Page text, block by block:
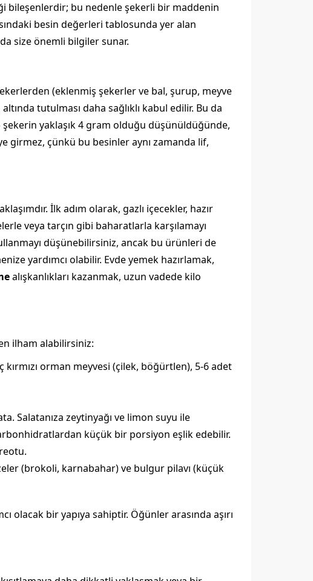
bileşenlerdir; bu nedenle şekerli bir maddenin
besin değerleri tablosunda yer alan
size önemli bilgiler sunar.
(eklenmiş şekerler ve bal, şurup, meyve
tutulması daha sağlıklı kabul edilir. Bu da
yaklaşık 4 gram olduğu düşünüldüğünde,
girmez, çünkü bu besinler aynı zamanda lif,
İlk adım olarak, gazlı içecekler, hazır
veya tarçın gibi baharatlarla karşılamayı
düşünebilirsiniz, ancak bu ürünleri de
yardımcı olabilir. Evde yemek hazırlamak,
alışkanlıkları kazanmak, uzun vadede kilo
ilham alabilirsiniz:
orman meyvesi (çilek, böğürtlen), 5-6 adet
Salatanıza zeytinyağı ve limon suyu ile
küçük bir porsiyon eşlik edebilir.
(brokoli, karnabahar) ve bulgur pilavı (küçük
olacak bir yapıya sahiptir. Öğünler arasında aşırı